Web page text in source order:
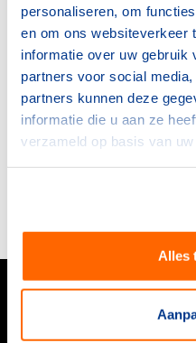
personaliseren, om
en om ons websiteverkeer
informatie over uw gebruik
partners voor social
partners kunnen deze
informatie die u aan ze
verzameld op basis van
Alles
onderdeel zijn van
gehouden worden door
opening van de Europese
ik zoveel mogelijk
te zijn.
Ik adviseer alle
Sportweek te benutten
beetje extra motivatie